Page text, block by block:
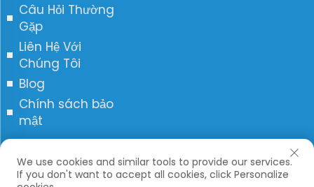
Câu Hỏi Thường
Gặp
Liên Hệ Với
Chúng Tôi
Blog
Chính sách bảo
mật
Bản quyền © JCN. Tất cả các quyền được bảo lưu.
We use cookies and similar tools to provide our services.
If you don't want to accept all cookies, click Personalize